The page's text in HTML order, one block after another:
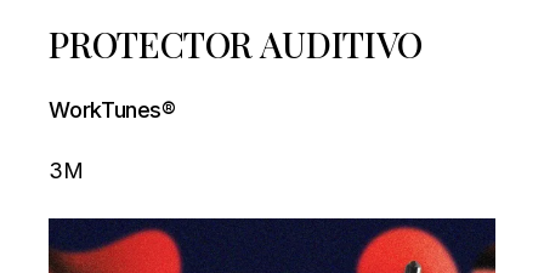
PROTECTOR AUDITIVO
WorkTunes®
3M